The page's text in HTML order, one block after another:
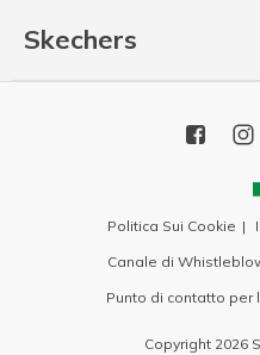
Skechers
Politica Sui Cookie
Canale di
Punto di contatto per
Copyright 2026